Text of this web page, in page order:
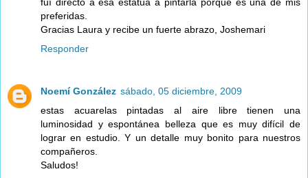
preferidas.
Gracias Laura y recibe un fuerte abrazo, Joshemari
Responder
Noemí González sábado, 05 diciembre, 2009
estas acuarelas pintadas al aire libre tienen una
luminosidad y espontánea belleza que es muy difícil de
lograr en estudio. Y un detalle muy bonito para nuestros
compañeros.
Saludos!